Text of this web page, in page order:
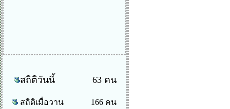
สถิติวันนี้ 63 คน
สถิติเมื่อวาน 166 คน